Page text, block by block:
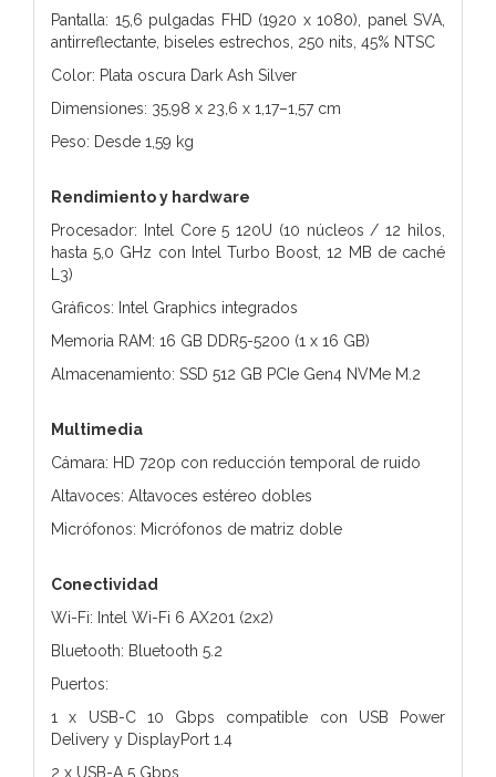
Pantalla: 15,6 pulgadas FHD (1920 x 1080), panel SVA,
antirreflectante, biseles estrechos, 250 nits, 45% NTSC
Color: Plata oscura Dark Ash Silver
Dimensiones: 35,98 x 23,6 x 1,17–1,57 cm
Peso: Desde 1,59 kg
Rendimiento y hardware
Procesador: Intel Core 5 120U (10 núcleos / 12 hilos,
hasta 5,0 GHz con Intel Turbo Boost, 12 MB de caché
L3)
Gráficos: Intel Graphics integrados
Memoria RAM: 16 GB DDR5-5200 (1 x 16 GB)
Almacenamiento: SSD 512 GB PCIe Gen4 NVMe M.2
Multimedia
Cámara: HD 720p con reducción temporal de ruido
Altavoces: Altavoces estéreo dobles
Micrófonos: Micrófonos de matriz doble
Conectividad
Wi-Fi: Intel Wi-Fi 6 AX201 (2x2)
Bluetooth: Bluetooth 5.2
Puertos:
1 x USB-C 10 Gbps compatible con USB Power
Delivery y DisplayPort 1.4
2 x USB-A 5 Gbps